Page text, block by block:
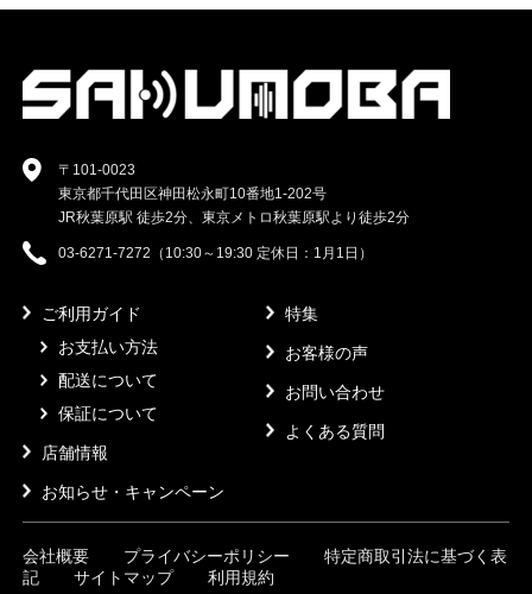
〒101-0023
東京都千代田区神田松永町10番地1-202号
JR秋葉原駅 徒歩2分、東京メトロ秋葉原駅より徒歩2分
03-6271-7272（10:30～19:30 定休日：1月1日）
ご利用ガイド
お支払い方法
配送について
保証について
店舗情報
お知らせ・キャンペーン
特集
お客様の声
お問い合わせ
よくある質問
会社概要 プライバシーポリシー
特定商取引法に基づく表
記
サイトマップ 利用規約